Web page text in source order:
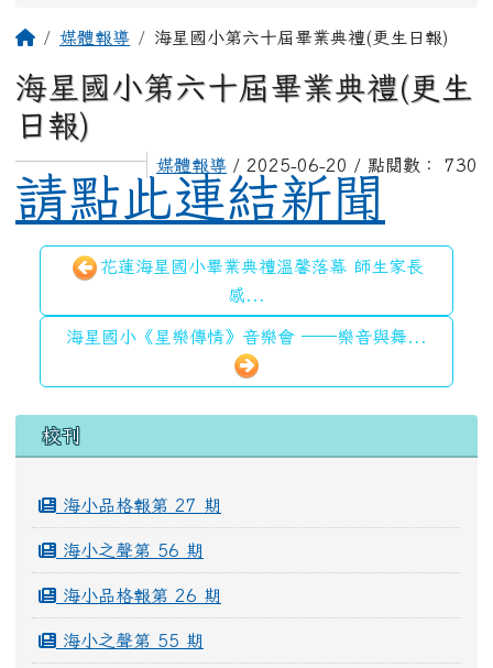
主內容區域
回首頁媒體報導 海星國小第六十屆畢業典禮(更生日報)
海星國小第六十屆畢業典禮(更生
日報)
媒體報導 / 2025-06-20 / 點閱數： 730
請點此連結新聞
花蓮海星國小畢業典禮溫馨落幕 師生家長
感...
海星國小《星樂傳情》音樂會 ──樂音與舞...
左邊區域內容
校刊
海小品格報第 27 期
海小之聲第 56 期
海小品格報第 26 期
海小之聲第 55 期